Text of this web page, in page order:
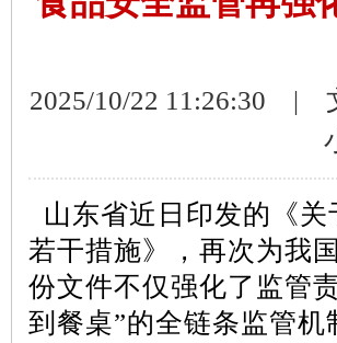
2025/10/22 11:26:30 |
山东省近日印发的《
若干措施》，再次为我
份文件不仅强化了监管
到餐桌”的全链条监管